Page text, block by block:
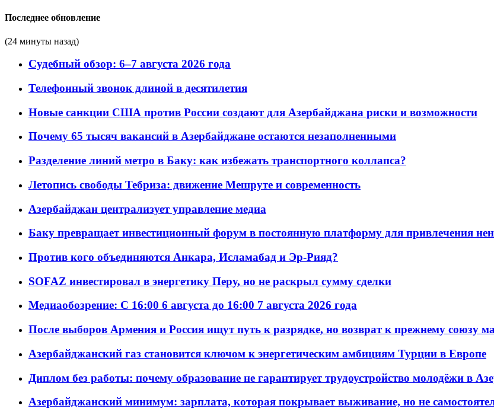
Последнее обновление
(24 минуты назад)
Судебный обзор: 6–7 августа 2026 года
Телефонный звонок длиной в десятилетия
Новые санкции США против России создают для Азербайджана риски и возможности
Почему 65 тысяч вакансий в Азербайджане остаются незаполненными
Разделение линий метро в Баку: как избежать транспортного коллапса?
Летопись свободы Тебриза: движение Мешруте и современность
Азербайджан централизует управление медиа
Баку превращает инвестиционный форум в постоянную платформу для привлечения
Против кого объединяются Анкара, Исламабад и Эр-Рияд?
SOFAZ инвестировал в энергетику Перу, но не раскрыл сумму сделки
Медиаобозрение: С 16:00 6 августа до 16:00 7 августа 2026 года
После выборов Армения и Россия ищут путь к разрядке, но возврат к прежнему союзу
Азербайджанский газ становится ключом к энергетическим амбициям Турции в Европе
Диплом без работы: почему образование не гарантирует трудоустройство молодёжи в
Азербайджанский минимум: зарплата, которая покрывает выживание, но не